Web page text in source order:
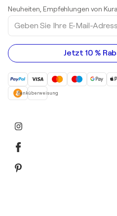
Acrylgemälde
Neuheiten, Empfehlungen von
Geben
Sie
Ihre
E-
Mail-
Adresse
Jetzt 10 %
Banküberweisung